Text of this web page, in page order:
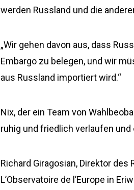
werden Russland und die
„Wir gehen davon aus, dass
Embargo zu belegen, und wir
aus Russland importiert wird.“
Nix, der ein Team von
ruhig und friedlich verlaufen
Richard Giragosian, Direktor
L’Observatoire de l’Europe in